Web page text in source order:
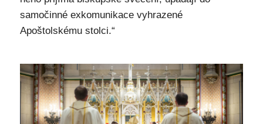
samočinné exkomunikace vyhrazené
Apoštolskému stolci.“